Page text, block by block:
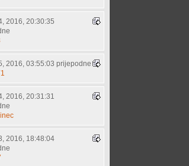
2016, 20:30:35
2016, 03:55:03 prijepodne
2016, 20:31:31
2016, 18:48:04